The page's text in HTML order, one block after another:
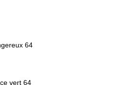
64
vert 64